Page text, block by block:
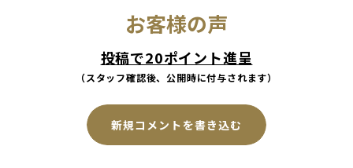
お客様の声
投稿で20ポイント進呈
（スタッフ確認後、公開時に付与されます）
新規コメントを書き込む